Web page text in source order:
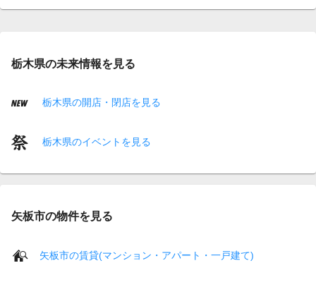
栃木県の未来情報を見る
栃木県の開店・閉店を見る
栃木県のイベントを見る
矢板市の物件を見る
矢板市の賃貸(マンション・アパート・一戸建て)